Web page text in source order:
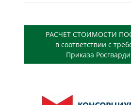
РАСЧЕТ СТОИМОСТИ
в соответствии с
Приказа